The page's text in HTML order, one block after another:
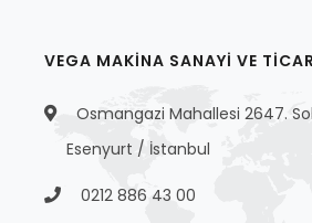
VEGA MAKİNA SANAYİ VE
Osmangazi Mahallesi 2647.
Esenyurt / İstanbul
0212 886 43 00